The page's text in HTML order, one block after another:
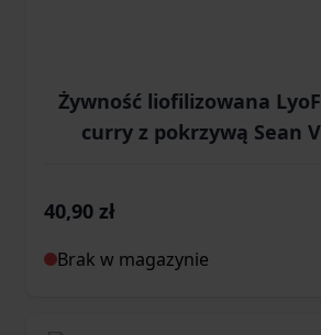
Żywność liofilizowana
curry z pokrzywą Sean
40,90 zł
Brak w magazynie